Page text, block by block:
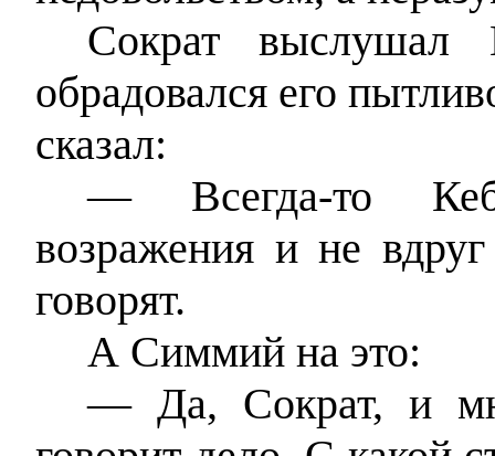
Сократ выслушал
обрадовался его
сказал:
— Всегда-то
возражения и не
говорят.
А Симмий на это:
— Да, Сократ, и